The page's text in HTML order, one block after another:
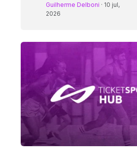
Guilherme Delboni · 10 jul,
2026